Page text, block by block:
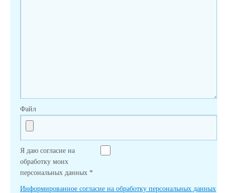
Файл
Я даю согласие на
обработку моих
персональных данных *
Информированное согласие на обработку персональных данных